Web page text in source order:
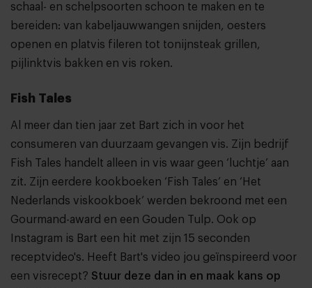
schaal- en schelpsoorten schoon te maken en te
bereiden: van kabeljauwwangen snijden, oesters
openen en platvis fileren tot tonijnsteak grillen,
pijlinktvis bakken en vis roken.
Fish Tales
Al meer dan tien jaar zet Bart zich in voor het
consumeren van duurzaam gevangen vis. Zijn bedrijf
Fish Tales handelt alleen in vis waar geen ‘luchtje’ aan
zit. Zijn eerdere kookboeken ‘Fish Tales’ en ‘Het
Nederlands viskookboek’ werden bekroond met een
Gourmand-award en een Gouden Tulp. Ook op
Instagram is Bart een hit met zijn 15 seconden
receptvideo's. Heeft Bart's video jou geïnspireerd voor
een visrecept? Stuur deze dan in en maak kans op